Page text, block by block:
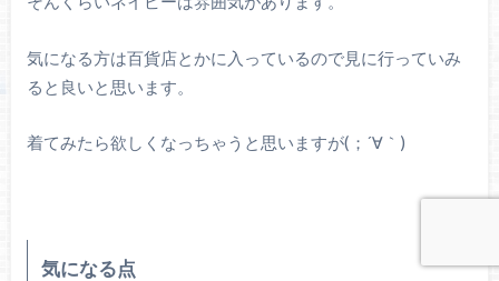
気になる方は百貨店とかに入っているので見に行っていみ
ると良いと思います。
着てみたら欲しくなっちゃうと思いますが(；´∀｀)
気になる点